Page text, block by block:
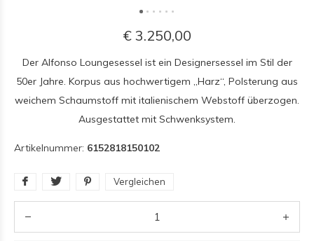
€ 3.250,00
Der Alfonso Loungesessel ist ein Designersessel im Stil der
50er Jahre. Korpus aus hochwertigem „Harz“, Polsterung aus
weichem Schaumstoff mit italienischem Webstoff überzogen.
Ausgestattet mit Schwenksystem.
Artikelnummer: 6152818150102
Vergleichen